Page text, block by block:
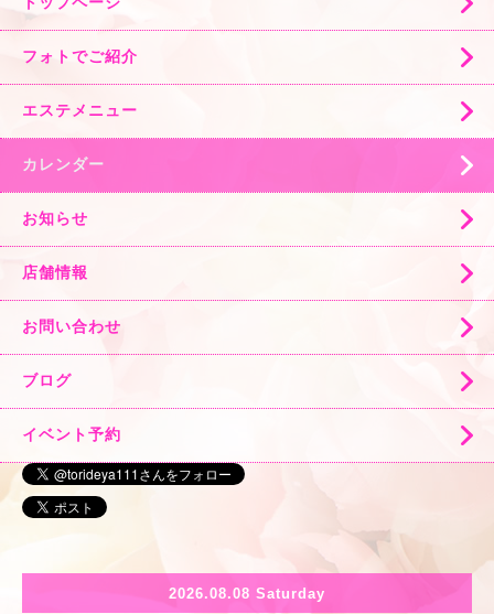
フォトでご紹介
エステメニュー
カレンダー
お知らせ
店舗情報
お問い合わせ
ブログ
イベント予約
2026.08.08 Saturday